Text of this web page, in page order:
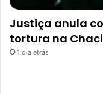
Justiça anula
tortura na
1 dia atrás